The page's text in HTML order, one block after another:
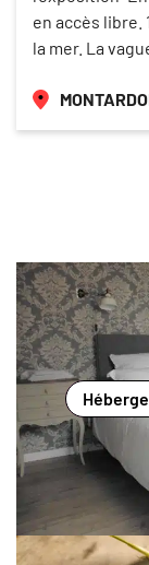
en accès libre.
la mer. La